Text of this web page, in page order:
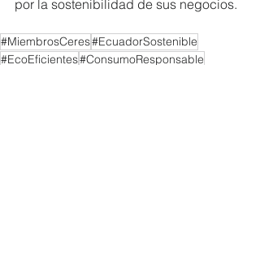
por la sostenibilidad de sus negocios.
#MiembrosCeres#EcuadorSostenible
#EcoEficientes#ConsumoResponsable